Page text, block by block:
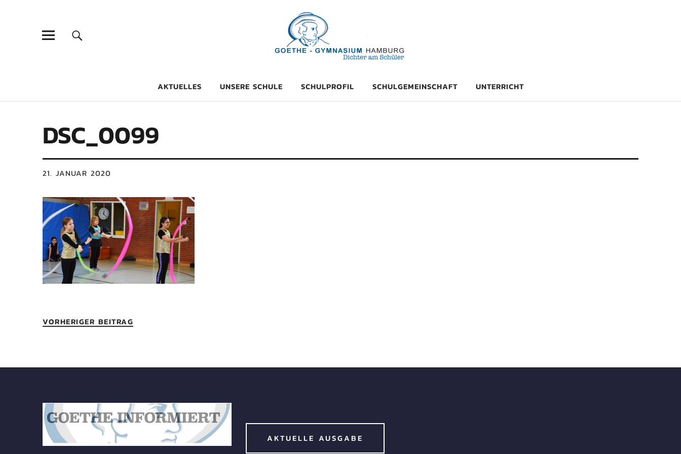
Goethe-Gymnasium Hamburg
AKTUELLES UNSERE SCHULE SCHULPROFIL SCHULGEMEINSCHAFT UNTERRICHT
DSC_0099
21. JANUAR 2020
VORHERIGER BEITRAG
AKTUELLE AUSGABE